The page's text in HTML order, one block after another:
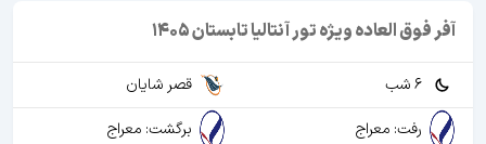
آفر فوق العاده ویژه تور آنتالیا تابستان 1405
6 شب
قصر شایان
رفت: معراج
برگشت: معراج